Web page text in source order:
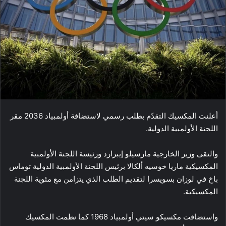
أعلنت ​المكسيك​ التقدّم بطلب رسمي لاستضافة ​أولمبياد 2036​ مقر
اللجنة الأولمبية الدولية.
والتقى وزير الخارجية مارسيلو إيبرارد ورئيسة اللجنة الأولمبية
المكسيكية ماريا خوسيه ألكالا برئيس اللجنة الأولمبية الدولية توماس
باخ في لوزان بسويسرا لتقديم الطلب الذي يتزامن مع مئوية اللجنة
المكسيكية.
واستضافت مكسيكو سيتي أولمبياد 1968 كما نظمت المكسيك